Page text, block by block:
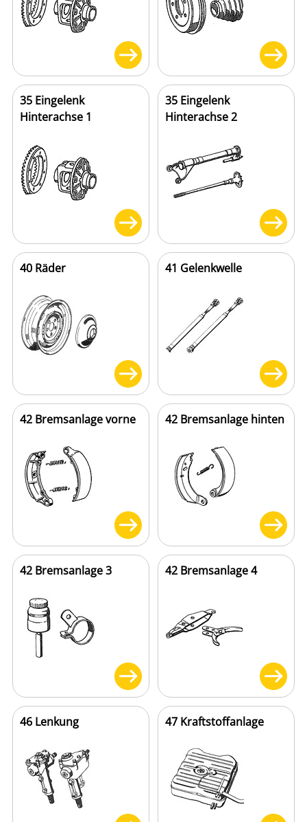
35 Eingelenk
Hinterachse 1
35 Eingelenk
Hinterachse 2
40 Räder 41 Gelenkwelle
42 Bremsanlage vorne 42 Bremsanlage hinten
42 Bremsanlage 3 42 Bremsanlage 4
46 Lenkung 47 Kraftstoffanlage